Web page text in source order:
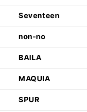
Seventeen
non-no
BAILA
MAQUIA
SPUR